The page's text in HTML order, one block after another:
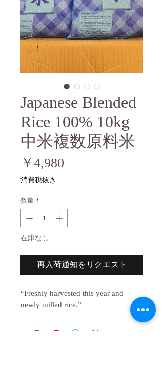
Japanese Blended
Rice 100% 10kg
中米複数原料米
￥4,980
消費税抜き
数量 *
在庫なし
再入荷通知をリクエスト
“Freshly harvested this year and
newly milled rice.”